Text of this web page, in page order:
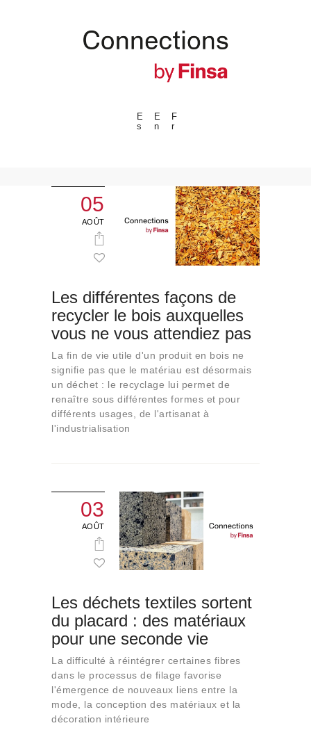
E
s
E
n
F
r
---ENLACES---
Événements
Espaces
Matériels
Technologie
Collaborations
Qui sommes-nous
Contact
05
AOÛT
Les différentes façons de
recycler le bois auxquelles
vous ne vous attendiez pas
La fin de vie utile d'un produit en bois ne
signifie pas que le matériau est désormais
un déchet : le recyclage lui permet de
renaître sous différentes formes et pour
différents usages, de l'artisanat à
l'industrialisation
03
AOÛT
Les déchets textiles sortent
du placard : des matériaux
pour une seconde vie
La difficulté à réintégrer certaines fibres
dans le processus de filage favorise
l'émergence de nouveaux liens entre la
mode, la conception des matériaux et la
décoration intérieure